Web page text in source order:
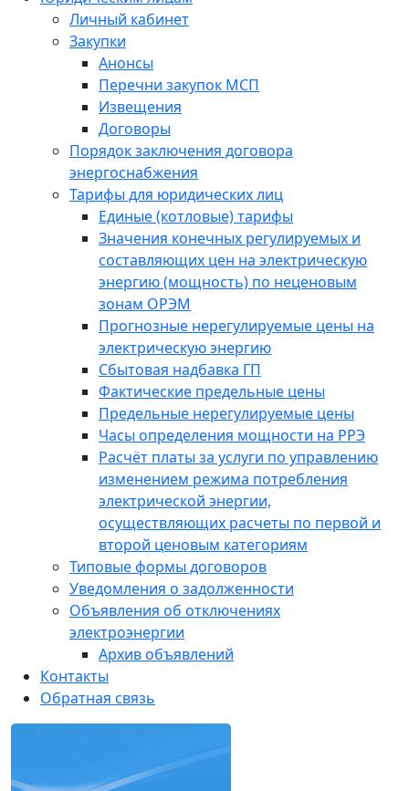
Личный кабинет
Закупки
Анонсы
Перечни закупок МСП
Извещения
Договоры
Порядок заключения договора
энергоснабжения
Тарифы для юридических лиц
Единые (котловые) тарифы
Значения конечных регулируемых и
составляющих цен на электрическую
энергию (мощность) по неценовым
зонам ОРЭМ
Прогнозные нерегулируемые цены на
электрическую энергию
Сбытовая надбавка ГП
Фактические предельные цены
Предельные нерегулируемые цены
Часы определения мощности на РРЭ
Расчёт платы за услуги по управлению
изменением режима потребления
электрической энергии,
осуществляющих расчеты по первой и
второй ценовым категориям
Типовые формы договоров
Уведомления о задолженности
Объявления об отключениях
электроэнергии
Архив объявлений
Контакты
Обратная связь